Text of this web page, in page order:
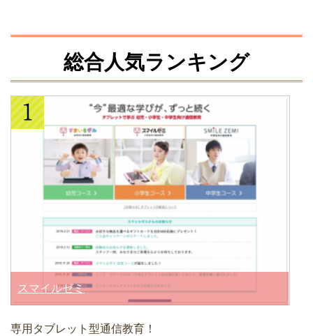
総合人気ランキング
スマイルゼミ
専用タブレット型通信教育！